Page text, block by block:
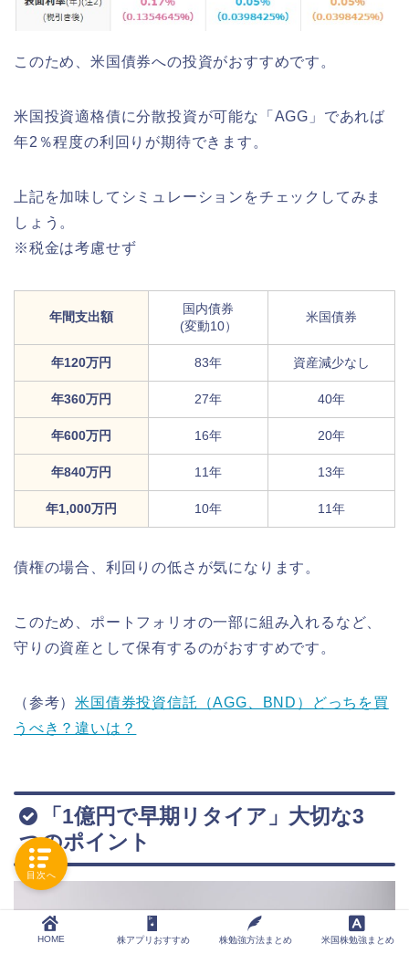
このため、米国債券への投資がおすすめです。
米国投資適格債に分散投資が可能な「AGG」であれば
年2％程度の利回りが期待できます。
上記を加味してシミュレーションをチェックしてみま
しょう。
※税金は考慮せず
年間支出額
国内債券
(変動10）
米国債券
年120万円 83年 資産減少なし
年360万円 27年 40年
年600万円 16年 20年
年840万円 11年 13年
年1,000万円 10年 11年
債権の場合、利回りの低さが気になります。
このため、ポートフォリオの一部に組み入れるなど、
守りの資産として保有するのがおすすめです。
（参考）米国債券投資信託（AGG、BND）どっちを買
うべき？違いは？
「1億円で早期リタイア」大切な3
つのポイント
HOME 株アプリおすすめ 株勉強方法まとめ 米国株勉強まとめ
目次へ